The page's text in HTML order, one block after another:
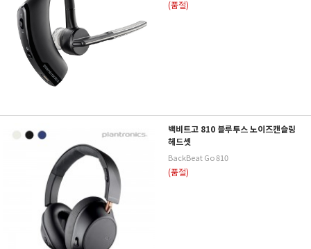
(품절)
백비트고 810 블루투스 노이즈캔슬링
헤드셋
BackBeat Go 810
(품절)